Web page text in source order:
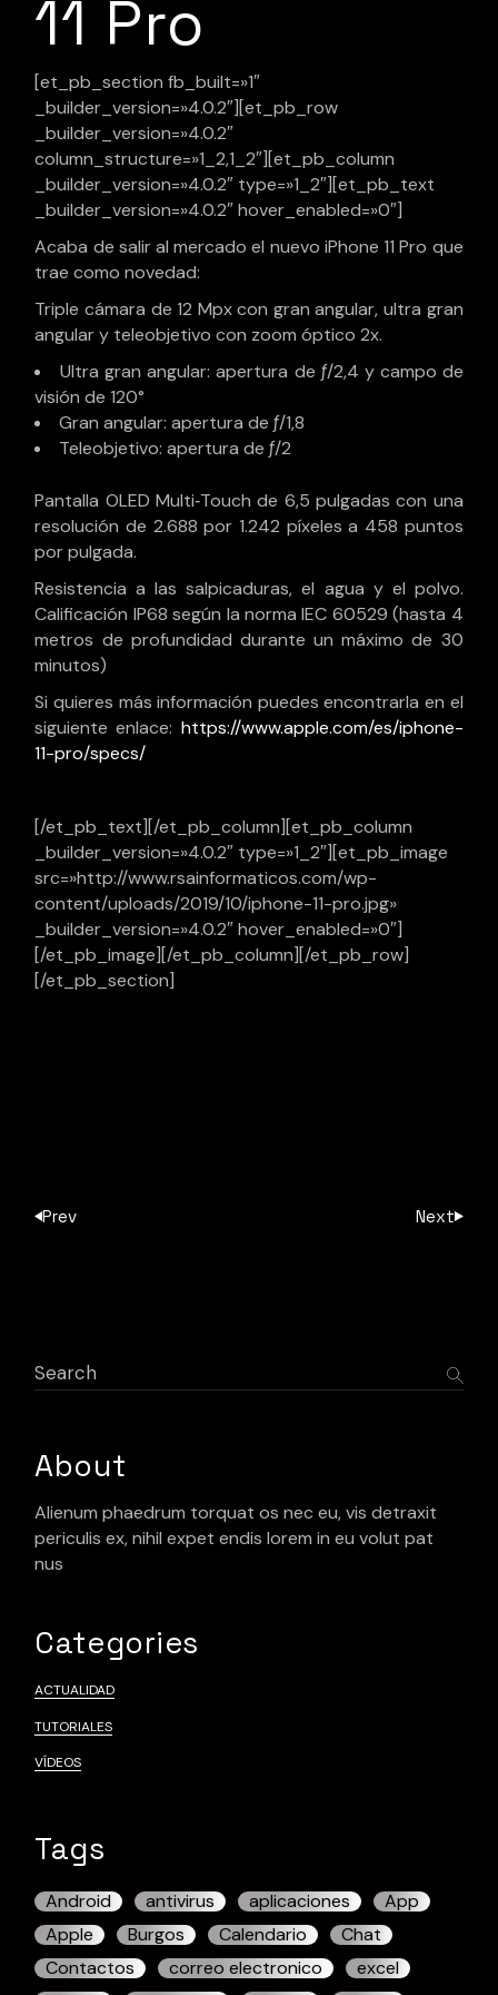
11 Pro
[et_pb_section fb_built=»1″
_builder_version=»4.0.2″][et_pb_row
_builder_version=»4.0.2″
column_structure=»1_2,1_2″][et_pb_column
_builder_version=»4.0.2″ type=»1_2″][et_pb_text
_builder_version=»4.0.2″ hover_enabled=»0″]
Acaba de salir al mercado el nuevo iPhone 11 Pro que
trae como novedad:
Triple cámara de 12 Mpx con gran angular, ultra gran
angular y teleobjetivo con zoom óptico 2x.
Ultra gran angular: apertura de ƒ/2,4 y campo de
visión de 120°
Gran angular: apertura de ƒ/1,8
Teleobjetivo: apertura de ƒ/2
Pantalla OLED Multi‑Touch de 6,5 pulgadas con una
resolución de 2.688 por 1.242 píxeles a 458 puntos
por pulgada.
Resistencia a las salpicaduras, el agua y el polvo.
Calificación IP68 según la norma IEC 60529 (hasta 4
metros de profundidad durante un máximo de 30
minutos)
Si quieres más información puedes encontrarla en el
siguiente enlace: https://www.apple.com/es/iphone-
11-pro/specs/
[/et_pb_text][/et_pb_column][et_pb_column
_builder_version=»4.0.2″ type=»1_2″][et_pb_image
src=»http://www.rsainformaticos.com/wp-
content/uploads/2019/10/iphone-11-pro.jpg»
_builder_version=»4.0.2″ hover_enabled=»0″]
[/et_pb_image][/et_pb_column][/et_pb_row]
[/et_pb_section]
Prev Next
Search
About
Alienum phaedrum torquat os nec eu, vis detraxit
periculis ex, nihil expet endis lorem in eu volut pat
nus
Categories
ACTUALIDAD
TUTORIALES
VÍDEOS
Tags
Android antivirus aplicaciones
App
Apple
Burgos Calendario
Chat
Contactos
correo electronico
excel